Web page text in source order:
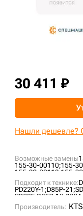
Возможные замены
155-30-00110;155-
155-30-00113;155-
155-30-00116;
155-
155-30-00118-3;155-
155-30-00250-6;155-
VKM353V;
Подходит к технике:
PD220Y-1;D85P-21;
SD22F;D85P-18;
TY230;
CLG B230R;
Производитель:
30 411 ₽
Нашли дешевле?
sksale@skdst.ru